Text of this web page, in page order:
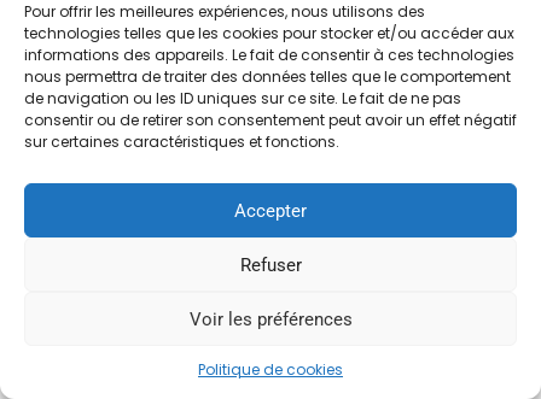
Pour offrir les meilleures expériences, nous utilisons des
technologies telles que les cookies pour stocker et/ou accéder aux
informations des appareils. Le fait de consentir à ces technologies
nous permettra de traiter des données telles que le comportement
de navigation ou les ID uniques sur ce site. Le fait de ne pas
consentir ou de retirer son consentement peut avoir un effet négatif
sur certaines caractéristiques et fonctions.
Accepter
Refuser
Voir les préférences
Politique de cookies
Le défaut estreproduit à chaque changement de
lot matière→ spécification matière trop large ou
fournisseur non qualifié
Un audit complet implique : analyse des paramètres
process enregistrés, inspection moule (usure, état des
évents, régulation), contrôle rhéologique de la matière, et
valider la conception.
est disponible pour analyser vos non-conformités
et proposer un plan d’action — sans